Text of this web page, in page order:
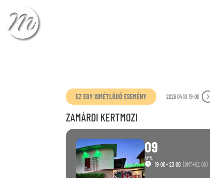
EZ EGY ISMÉTLŐDŐ ESEMÉNY 2026.04.10. 19:00
ZAMÁRDI KERTMOZI
09
ÁPR.
19:00 - 23:00 (GMT+02:00)